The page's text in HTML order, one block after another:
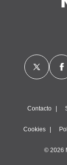
Contacto
Cookies
© 2026